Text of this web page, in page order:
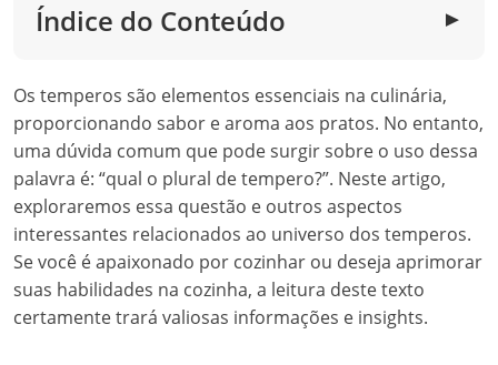
Índice do Conteúdo ▼
Os temperos são elementos essenciais na culinária,
proporcionando sabor e aroma aos pratos. No entanto,
uma dúvida comum que pode surgir sobre o uso dessa
palavra é: “qual o plural de tempero?”. Neste artigo,
exploraremos essa questão e outros aspectos
interessantes relacionados ao universo dos temperos.
Se você é apaixonado por cozinhar ou deseja aprimorar
suas habilidades na cozinha, a leitura deste texto
certamente trará valiosas informações e insights.